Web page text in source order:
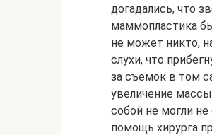
догадались, что
маммопластика
не может никто,
слухи, что
за съемок в том
увеличение
собой не могли
помощь хирурга